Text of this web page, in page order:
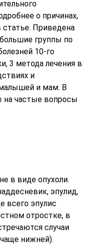
о причинах,
статье. Приведена
группы по
10-го
3 метода лечения в
и
малышей и мам. В
на частые вопросы
в виде опухоли.
эпулид,
всего эпулис
отростке, в
случаи
нижней).